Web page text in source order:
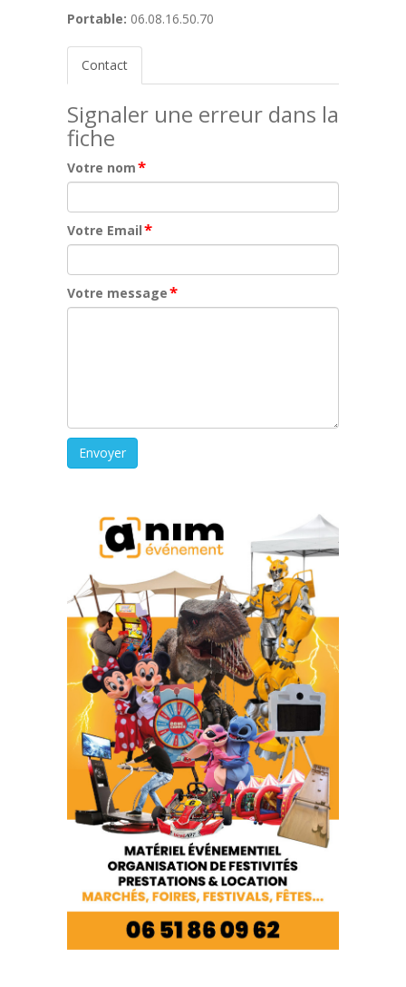
Portable: 06.08.16.50.70
Contact
Signaler une erreur dans la
fiche
Votre nom*
Votre Email*
Votre message*